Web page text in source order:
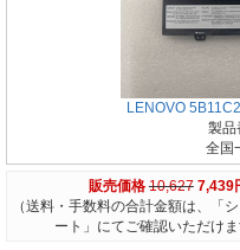
LENOVO
製品
全国
販売価格 10,627 7,439
（送料・手数料の合計金額は、「
ート」にてご確認いただけま